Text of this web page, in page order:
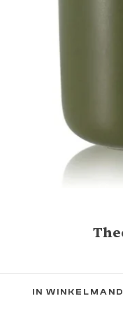
IN WINKELMAND